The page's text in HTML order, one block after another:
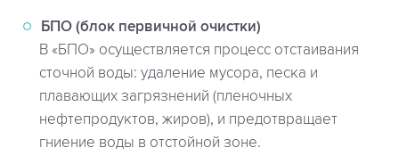
БПО (блок первичной очистки)
В «БПО» осуществляется процесс отстаивания
сточной воды: удаление мусора, песка и
плавающих загрязнений (пленочных
нефтепродуктов, жиров), и предотвращает
гниение воды в отстойной зоне.